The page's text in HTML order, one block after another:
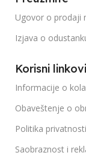
Ugovor o prodaji
Izjava o
Korisni linkovi
Informacije o
Obaveštenje o
Politika privatnosti
Saobraznost i